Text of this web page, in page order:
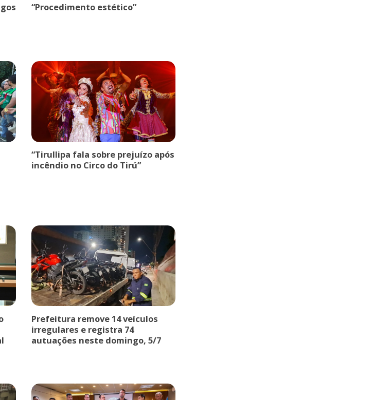
“Procedimento estético”
“Tirullipa fala sobre prejuízo após
incêndio no Circo do Tirú”
Prefeitura remove 14 veículos
irregulares e registra 74
autuações neste domingo, 5/7